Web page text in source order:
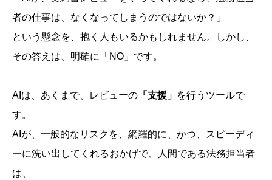
者の仕事は、なくなってしまうのではないか？」
という懸念を、抱く人もいるかもしれません。しかし、
その答えは、明確に「NO」です。
AIは、あくまで、レビューの 「支援」 を行うツールで
す。
AIが、一般的なリスクを、網羅的に、かつ、スピーディ
ーに洗い出してくれるおかげで、人間である法務担当者
は、